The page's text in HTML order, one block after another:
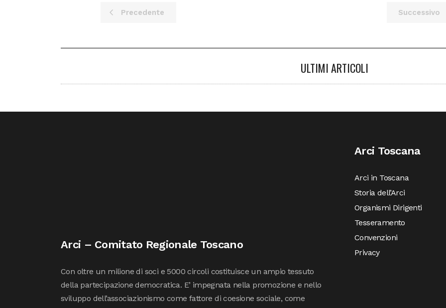
Precedente Successivo
ULTIMI ARTICOLI
Arci – Comitato Regionale Toscano
Con oltre un milione di soci e 5000 circoli costituisce un ampio tessuto
della partecipazione democratica. E’ impegnata nella promozione e nello
sviluppo dell’associazionismo come fattore di coesione sociale, come
Arci Toscana
Arci in Toscana
Storia dell’Arci
Organismi Dirigenti
Tesseramento
Convenzioni
Privacy